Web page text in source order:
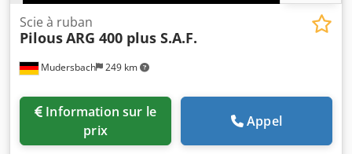
Mudersbach 249 km
Scie à ruban
PilousARG 400 plus S.A.F.
prix
Appel